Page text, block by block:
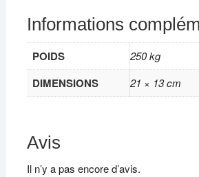
Informations
POIDS 250 kg
DIMENSIONS 21 × 13 cm
Avis
Il n’y a pas encore d’avis.